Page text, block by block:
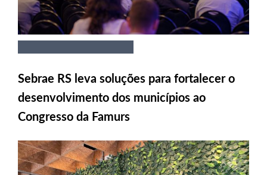
Sebrae RS leva soluções para fortalecer o
desenvolvimento dos municípios ao
Congresso da Famurs